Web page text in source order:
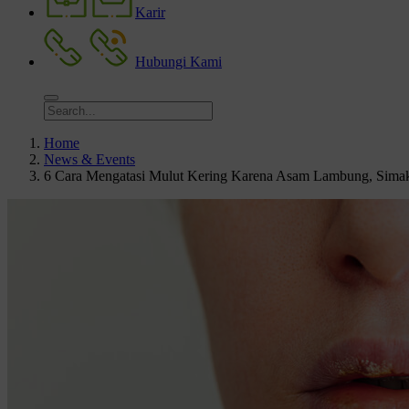
Karir
Hubungi Kami
Home
News & Events
6 Cara Mengatasi Mulut Kering Karena Asam Lambung,